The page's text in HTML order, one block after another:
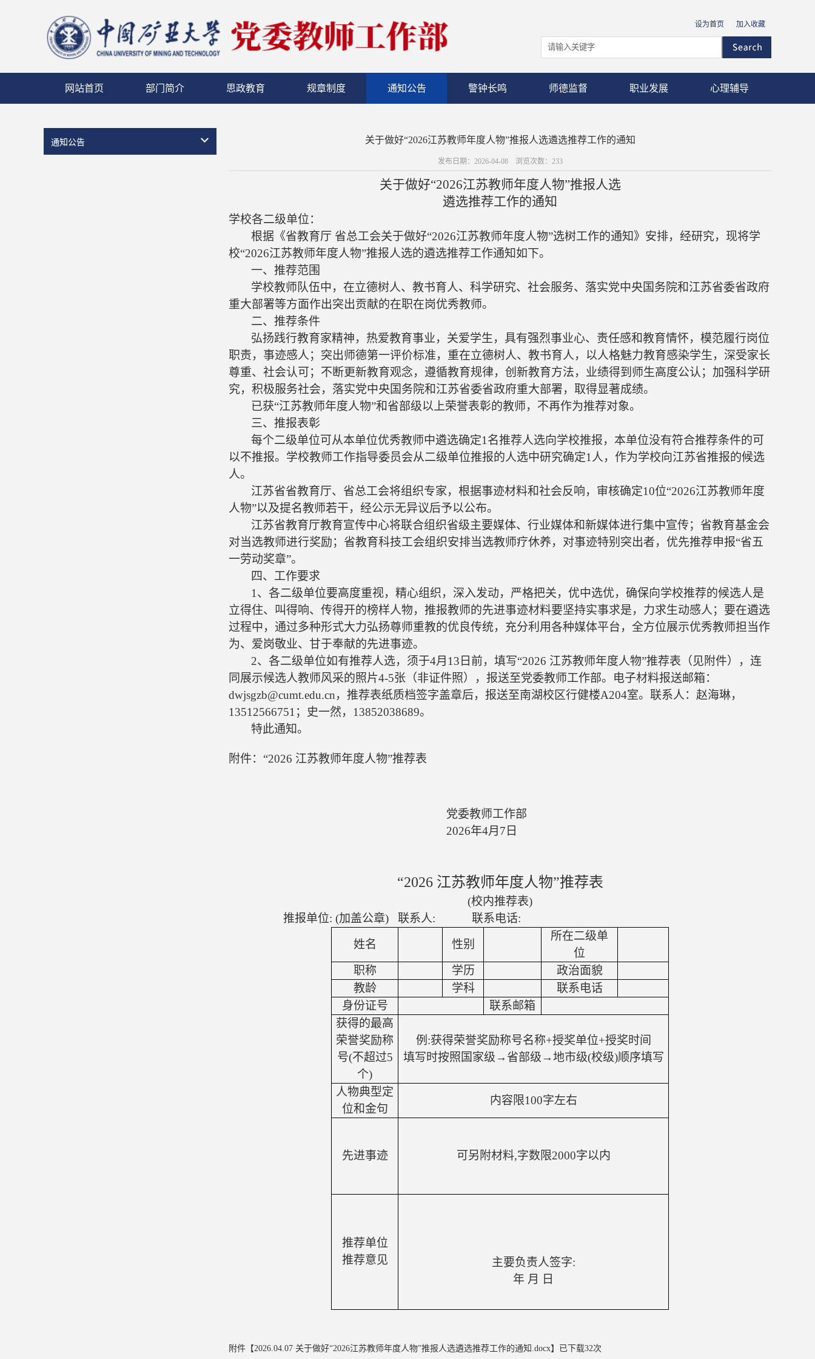
设为首页 加入收藏
网站首页 部门简介 思政教育 规章制度 通知公告 警钟长鸣 师德监督 职业发展 心理辅导
通知公告 关于做好“2026江苏教师年度人物”推报人选遴选推荐工作的通知
发布日期：2026-04-08 浏览次数： 233
关于做好“2026江苏教师年度人物”推报人选
遴选推荐工作的通知
学校各二级单位：
根据《省教育厅 省总工会关于做好“2026江苏教师年度人物”选树工作的通知》安排，经研究，现将学
校“2026江苏教师年度人物”推报人选的遴选推荐工作通知如下。
一、推荐范围
学校教师队伍中，在立德树人、教书育人、科学研究、社会服务、落实党中央国务院和江苏省委省政府
重大部署等方面作出突出贡献的在职在岗优秀教师。
二、推荐条件
弘扬践行教育家精神，热爱教育事业，关爱学生，具有强烈事业心、责任感和教育情怀，模范履行岗位
职责，事迹感人；突出师德第一评价标准，重在立德树人、教书育人，以人格魅力教育感染学生，深受家长
尊重、社会认可；不断更新教育观念，遵循教育规律，创新教育方法，业绩得到师生高度公认；加强科学研
究，积极服务社会，落实党中央国务院和江苏省委省政府重大部署，取得显著成绩。
已获“江苏教师年度人物”和省部级以上荣誉表彰的教师，不再作为推荐对象。
三、推报表彰
每个二级单位可从本单位优秀教师中遴选确定1 名推荐人选向学校推报，本单位没有符合推荐条件的可
以不推报。学校教师工作指导委员会从二级单位推报的人选中研究确定1 人，作为学校向江苏省推报的候选
人。
江苏省省教育厅、省总工会将组织专家，根据事迹材料和社会反响，审核确定10位“2026江苏教师年度
人物”以及提名教师若干，经公示无异议后予以公布。
江苏省教育厅教育宣传中心将联合组织省级主要媒体、行业媒体和新媒体进行集中宣传；省教育基金会
对当选教师进行奖励；省教育科技工会组织安排当选教师疗休养，对事迹特别突出者，优先推荐申报“省五
一劳动奖章”。
四、工作要求
1 、各二级单位要高度重视，精心组织，深入发动，严格把关，优中选优，确保向学校推荐的候选人是
立得住、叫得响、传得开的榜样人物，推报教师的先进事迹材料要坚持实事求是，力求生动感人；要在遴选
过程中，通过多种形式大力弘扬尊师重教的优良传统，充分利用各种媒体平台，全方位展示优秀教师担当作
为、爱岗敬业、甘于奉献的先进事迹。
2、各二级单位如有推荐人选，须于4月 13 日前，填写“2026 江苏教师年度人物”推荐表（见附件），连
同展示候选人教师风采的照片4-5张（非证件照），报送至党委教师工作部。电子材料报送邮箱：
dwjsgzb@cumt.edu.cn，推荐表纸质档签字盖章后，报送至南湖校区行健楼A204室。联系人：赵海琳，
13512566751 ；史一然， 13852038689。
特此通知。
附件：“2026 江苏教师年度人物”推荐表
党委教师工作部
2026年4月 7 日
“2026 江苏教师年度人物”推荐表
(校内推荐表)
推报单位: (加盖公章) 联系人: 联系电话:
姓名 性别
所在二级单
位
职称
学历
政治面貌
教龄
学科
联系电话
身份证号
联系邮箱
获得的最高
荣誉奖励称
号(不超过5
个)
例 :获得荣誉奖励称号名称+授奖单位+授奖时间
填写时按照国家级→省部级→地市级(校级)顺序填写
人物典型定
位和金句
内容限100字左右
先进事迹 可另附材料,字数限2000字以内
推荐单位
推荐意见
主要负责人签字:
年 月 日
附件【2026.04.07 关于做好“2026江苏教师年度人物”推报人选遴选推荐工作的通知.docx】已下载32次